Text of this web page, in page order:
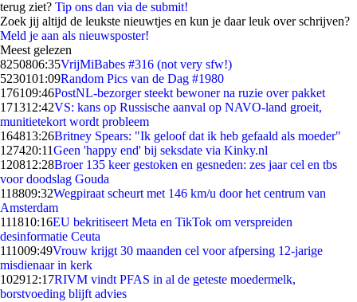
terug ziet? Tip ons dan via de submit!
Zoek jij altijd de leukste nieuwtjes en kun je daar leuk over schrijven?
Meld je aan als nieuwsposter!
Meest gelezen
8250806:35VrijMiBabes #316 (not very sfw!)
5230101:09Random Pics van de Dag #1980
176109:46PostNL-bezorger steekt bewoner na ruzie over pakket
171312:42VS: kans op Russische aanval op NAVO-land groeit,
munitietekort wordt probleem
164813:26Britney Spears: "Ik geloof dat ik heb gefaald als moeder"
127420:11Geen 'happy end' bij seksdate via Kinky.nl
120812:28Broer 135 keer gestoken en gesneden: zes jaar cel en tbs
voor doodslag Gouda
118809:32Wegpiraat scheurt met 146 km/u door het centrum van
Amsterdam
111810:16EU bekritiseert Meta en TikTok om verspreiden
desinformatie Ceuta
111009:49Vrouw krijgt 30 maanden cel voor afpersing 12-jarige
misdienaar in kerk
102912:17RIVM vindt PFAS in al de geteste moedermelk,
borstvoeding blijft advies